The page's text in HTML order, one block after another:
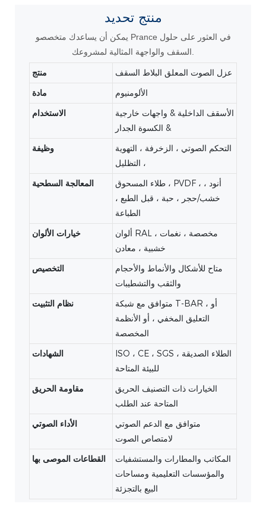
منتجتحديد
يمكن أن يساعدك متخصصو Prance في العثور على حلول
منتج
عزل الصوت المعلق البلاط السقف
مادة
الألومنيوم
الاستخدام
الأسقف الداخلية & واجهات خارجية
& الكسوة الجدار
وظيفة
التحكم الصوتي ، الزخرفة ، التهوية
، التظليل
المعالجة السطحية
طلاء المسحوق ، PVDF ، أنود ،
خشب/حجر ، حبة ، قبل الطبع ،
الطباعة
خيارات الألوان
ألوان RAL ، مخصصة ، نغمات
خشبية ، معادن
التخصيص
متاح للأشكال والأنماط والأحجام
والثقب والتشطيبات
نظام التثبيت
متوافق مع شبكة T-BAR ، أو
التعليق المخفي ، أو الأنظمة
المخصصة
الشهادات
ISO ، CE ، SGS ، الطلاء الصديقة
للبيئة المتاحة
مقاومة الحريق
الخيارات ذات التصنيف الحريق
المتاحة عند الطلب
الأداء الصوتي
متوافق مع الدعم الصوتي
لامتصاص الصوت
القطاعات الموصى بها
المكاتب والمطارات والمستشفيات
والمؤسسات التعليمية ومساحات
البيع بالتجزئة